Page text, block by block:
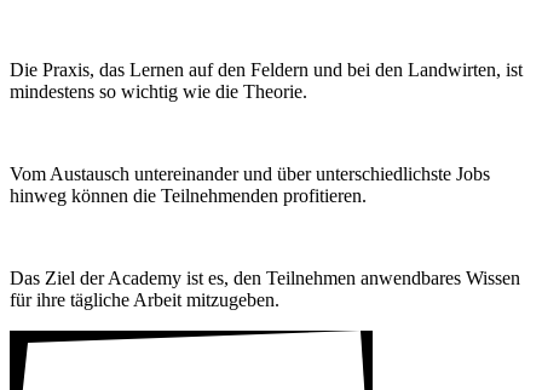
Die Praxis, das Lernen auf den Feldern und bei den Land­wirten, ist
mindes­tens so wichtig wie die Theorie.
Vom Austausch unter­ein­ander und über unter­schied­lichste Jobs
hinweg können die Teil­neh­menden profi­tieren.
Das Ziel der Academy ist es, den Teil­nehmen anwend­bares Wissen
für ihre tägliche Arbeit mitzu­geben.